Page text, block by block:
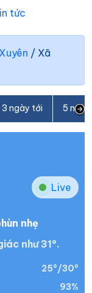
tức
/ Xã
3 ngày tới 5
Live
nhẹ
như 31°.
25°/30°
93%